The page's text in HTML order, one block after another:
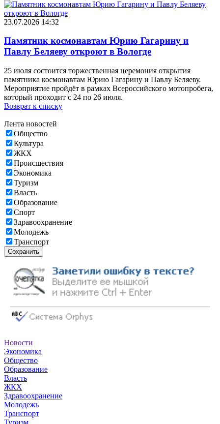
23.07.2026 14:32
Памятник космонавтам Юрию Гагарину и
Павлу Беляеву откроют в Вологде
25 июля состоится торжественная церемония открытия
памятника космонавтам Юрию Гагарину и Павлу Беляеву.
Мероприятие пройдёт в рамках Всероссийского мотопробега,
который проходит с 24 по 26 июля.
Возврат к списку
Лента новостей
Общество
Культура
ЖКХ
Происшествия
Экономика
Туризм
Власть
Образование
Спорт
Здравоохранение
Молодежь
Транспорт
Сохранить
Новости
Экономика
Общество
Образование
Власть
ЖКХ
Здравоохранение
Молодежь
Транспорт